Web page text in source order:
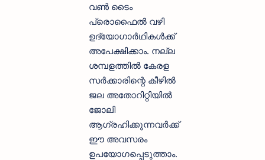
വണ്‍ ടൈം
പ്രൊഫൈല്‍ വഴി
ഉദ്യോഗാര്‍ഥികള്‍ക്ക്
അപേക്ഷിക്കാം. നല്ല
ശമ്പളത്തില്‍ കേരള
സര്‍ക്കാരിന്റെ കീഴില്‍
ജല അതോറിറ്റിയില്‍
ജോലി
ആഗ്രഹിക്കുന്നവര്‍ക്ക്
ഈ അവസരം
ഉപയോഗപ്പെടുത്താം.